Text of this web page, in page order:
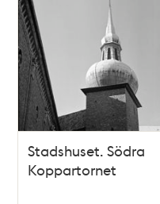
Stadshuset. Södra
Koppartornet